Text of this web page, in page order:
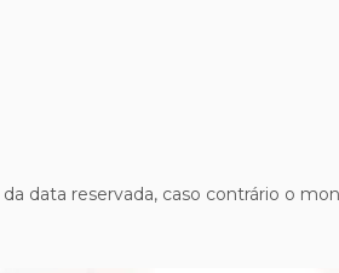
data reservada, caso contrário o